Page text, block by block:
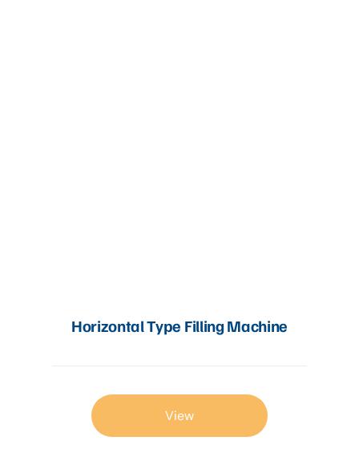
Horizontal Type Filling Machine
View